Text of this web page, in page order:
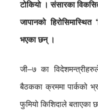
टोकियो । संसारका
जापानको
भएका छन् ।
जी–७ का
बैठकका क्रममा पार्कको
फुमियो किशिदाले बताएका